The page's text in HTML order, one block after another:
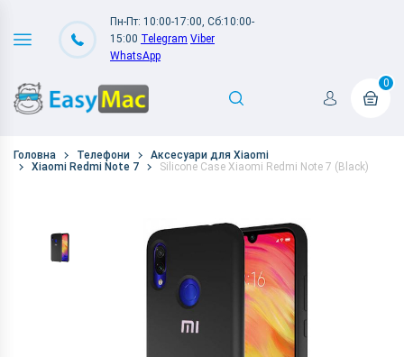
Пн-Пт: 10:00-17:00, Сб:10:00-
15:00 Telegram Viber
WhatsApp
0
Головна Телефони
Аксесуари для Xiaomi
Xiaomi Redmi Note 7
Silicone Case Xiaomi Redmi Note 7 (Black)